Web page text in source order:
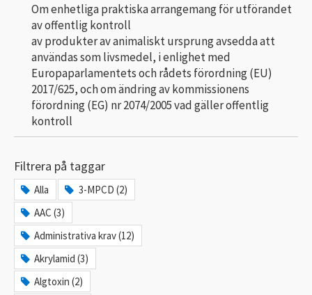
Om enhetliga praktiska arrangemang för utförandet
av offentlig kontroll
av produkter av animaliskt ursprung avsedda att
användas som livsmedel, i enlighet med
Europaparlamentets och rådets förordning (EU)
2017/625, och om ändring av kommissionens
förordning (EG) nr 2074/2005 vad gäller offentlig
kontroll
Filtrera på taggar
Alla
3-MPCD (2)
AAC (3)
Administrativa krav (12)
Akrylamid (3)
Algtoxin (2)